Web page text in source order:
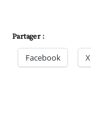
Partager :
Facebook X